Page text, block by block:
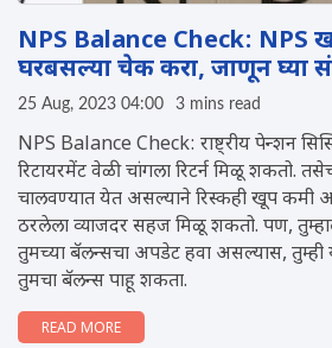
NPS Balance Check: NPS
घरबसल्या चेक करा, जाणून घ्या
25 Aug, 2023 04:00 3 mins read
NPS Balance Check: राष्ट्रीय पेन्शन
रिटायरमेंट वेळी चांगला रिटर्न मिळू शकतो.
चालवण्यात येत असल्याने रिस्कही खूप कमी
ठरलेला व्याजदर सहज मिळू शकतो. पण,
तुमच्या बॅलन्सचा अपडेट हवा असल्यास,
तुमचा बॅलन्स पाहू शकता.
READ MORE